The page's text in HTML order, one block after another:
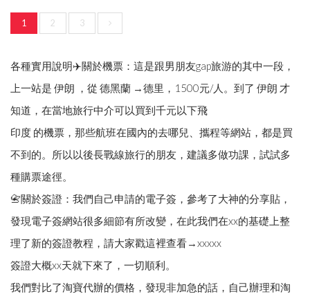
臉
1 2 3
各種實用說明✈️關於機票：這是跟男朋友gap旅游的其中一段，
上一站是 伊朗 ，從 德黑蘭 →德里，1500元/人。到了 伊朗 才
知道，在當地旅行中介可以買到千元以下飛
印度 的機票，那些航班在國內的去哪兒、攜程等網站，都是買
不到的。所以以後長戰線旅行的朋友，建議多做功課，試試多
種購票途徑。
📇關於簽證：我們自己申請的電子簽，參考了大神的分享貼，
發現電子簽網站很多細節有所改變，在此我們在xx的基礎上整
理了新的簽證教程，請大家戳這裡查看→xxxxx
簽證大概xx天就下來了，一切順利。
我們對比了淘寶代辦的價格，發現非加急的話，自己辦理和淘